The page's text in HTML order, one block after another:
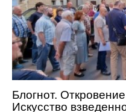
Блогнот.
Искусство